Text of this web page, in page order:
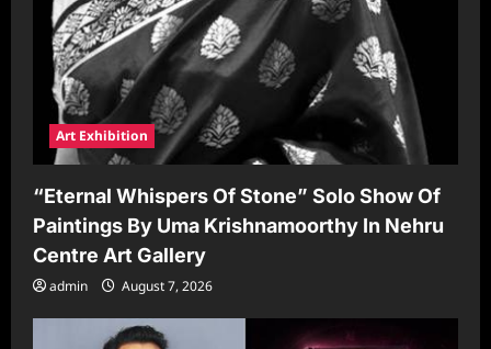
Art Exhibition
“Eternal Whispers Of Stone” Solo Show Of
Paintings By Uma Krishnamoorthy In Nehru
Centre Art Gallery
admin August 7, 2026